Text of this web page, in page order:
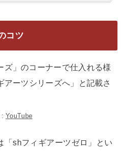
コツ
:YouTube
「shフィギアーツゼロ」とい